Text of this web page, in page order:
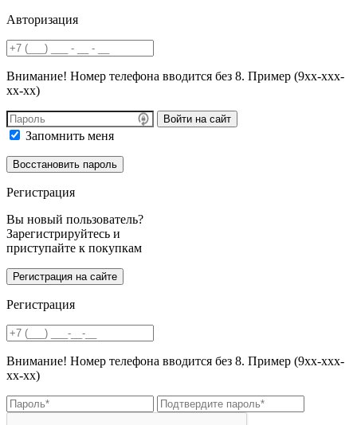
Авторизация
Внимание! Номер телефона вводится без 8. Пример (9хх-ххх-
хх-хх)
Войти на сайт
Запомнить меня
Регистрация
Вы новый пользователь?
Зарегистрируйтесь и
приступайте к покупкам
Регистрация
Внимание! Номер телефона вводится без 8. Пример (9хх-ххх-
хх-хх)